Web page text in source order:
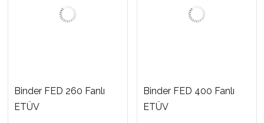
Binder FED 260 Fanlı
ETÜV
Binder FED 400 Fanlı
ETÜV